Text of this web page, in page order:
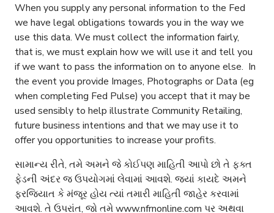
When you supply any personal information to the Fed
we have legal obligations towards you in the way we
use this data. We must collect the information fairly,
that is, we must explain how we will use it and tell you
if we want to pass the information on to anyone else. In
the event you provide Images, Photographs or Data (eg
when completing Fed Pulse) you accept that it may be
used sensibly to help illustrate Community Retailing,
future business intentions and that we may use it to
offer you opportunities to increase your profits.
સામાન્ય રીતે, તમે અમને જે કોઈપણ માહિતી આપો છો તે ફક્ત
ફેડની અંદર જ ઉપયોગમાં લેવામાં આવશે. જ્યાં કાયદે અમને
ફરજિયાત કે મંજૂર હોય ત્યાં તમારી માહિતી જાહેર કરવામાં
આવશે. તે ઉપરાંત, જો તમે www.nfrnonline.com પર અથવા